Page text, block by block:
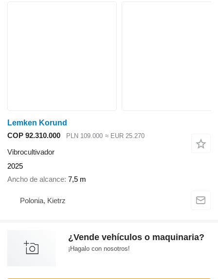
Lemken Korund
COP 92.310.000
PLN 109.000 ≈ EUR 25.270
Vibrocultivador
2025
Ancho de alcance 7,5 m
Polonia, Kietrz
¿Vende vehículos o maquinaria?
¡Hagalo con nosotros!